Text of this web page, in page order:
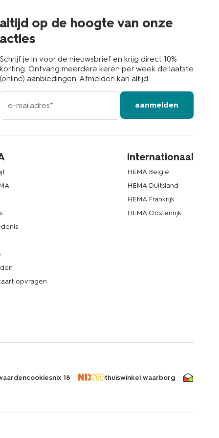
altijd op de hoogte van onze
acties
Schrijf je in voor de nieuwsbrief en krijg direct 10%
korting. Ontvang meerdere keren per week de laatste
(online) aanbiedingen. Afmelden kan altijd.
e-
mailadres
aanmelden
opvragen
internationaal
HEMA België
HEMA Duitsland
HEMA Frankrijk
HEMA Oostenrijk
cookiesnix 18 thuiswinkel waarborg